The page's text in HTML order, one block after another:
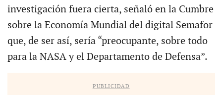
investigación fuera cierta, señaló en la Cumbre
sobre la Economía Mundial del digital Semafor
que, de ser así, sería “preocupante, sobre todo
para la NASA y el Departamento de Defensa”.
PUBLICIDAD